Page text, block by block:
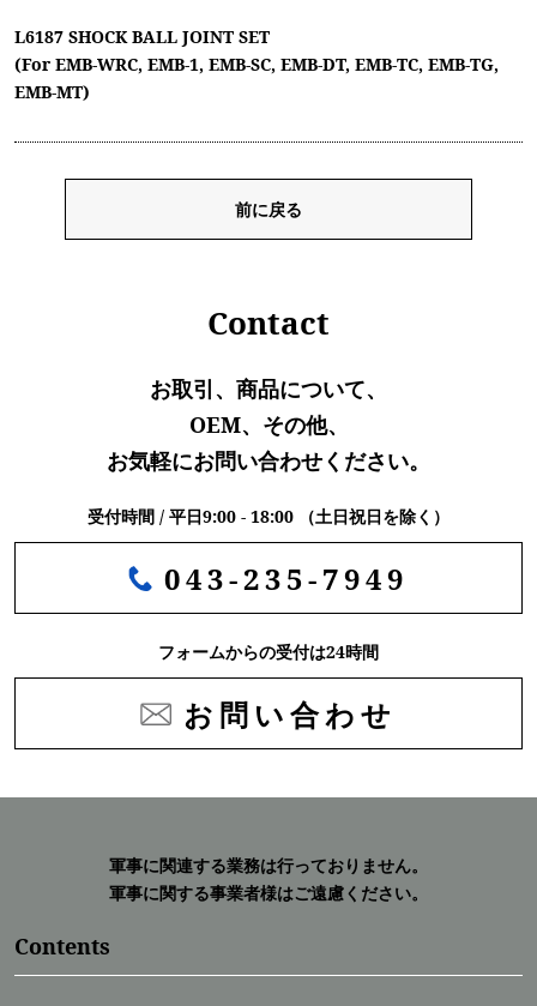
L6187 SHOCK BALL JOINT SET
(For EMB-WRC, EMB-1, EMB-SC, EMB-DT, EMB-TC, EMB-TG,
EMB-MT)
前に戻る
Contact
お取引、商品について、
OEM、その他、
お気軽にお問い合わせください。
受付時間 / 平日9:00 - 18:00 （土日祝日を除く）
043-235-7949
フォームからの受付は24時間
お問い合わせ
軍事に関連する業務は行っておりません。
軍事に関する事業者様はご遠慮ください。
Contents